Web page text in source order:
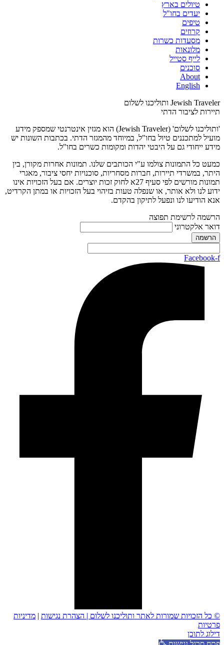
טיולים בארץ
יעדים בחו"ל
טיפים
קרוזים
מסעדות כשרות
מלונאות
לייף סטייל
סוכנים
About
English
Jewish Traveler ותוליכנו לשלום
תיירות לציבור הדתי
'ותוליכנו לשלום' (Jewish Traveler) הוא מגזין אינטרנטי שמספק מידע
מועיל למתכננים טיול בחו"ל, במיוחד מהמגזר הדתי. בכתבות השונות יש
מידע ייחודי גם על היבטי יהדות ומקומות כשרים בחו"ל.
כמעט כל התמונות צולמו ע"י הכותבים שלנו. תמונות אחרות מקורן, בין
היתר, במשרדי תיירות, חברות מסחריות, סוכנויות יחסי ציבור, מאגרי
תמונות מורשים לפי סעיף 27א לחוק זכות יוצרים. אם בעל הזכויות אינו
ידוע לנו ולא אותר, או שנפלה טעות בזיהוי בעל הזכויות או במתן הקרדיט,
אנא הודיעו לנו ונפעל לתיקון בהקדם.
הרשמה לרשימת תפוצה
דואר אלקטרוני
Facebook-f
© כל הזכויות שמורות לאתר ותוליכנו לשלום | הצהרת נגישות | מדיניות
פרטיות
דילוג לתוכן